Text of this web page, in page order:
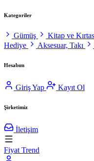
Kategoriler
Gümüş Kitap ve
Hediye
Aksesuar, Takı
Hesabım
Giriş Yap Kayıt Ol
Şirketimiz
İletişim
Fiyat Trend